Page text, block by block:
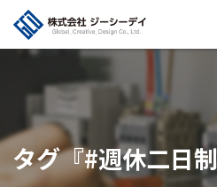
タグ『#週休二日